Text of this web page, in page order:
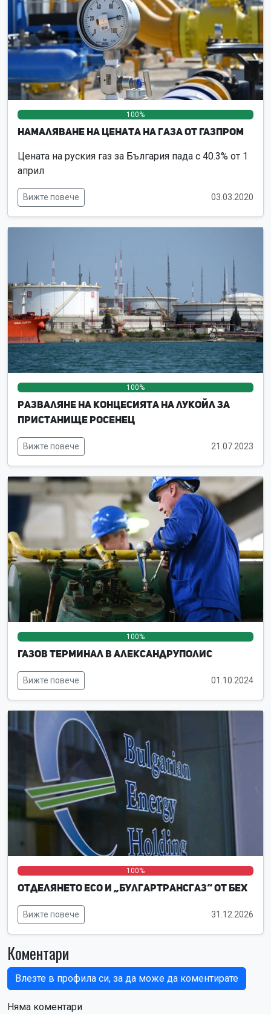
100%
Намаляване на цената на газа от Газпром
Цената на руския газ за България пада с 40.3% от 1
април
Вижте повече 03.03.2020
100%
Разваляне на концесията на ЛУКойл за
пристанище Росенец
Вижте повече 21.07.2023
100%
Газов терминал в Александруполис
Вижте повече 01.10.2024
0%
0% 100%
Отделянето ЕСО и „Булгартрансгаз“ от БЕХ
Вижте повече 31.12.2026
Коментари
Влезте в профила си, за да може да коментирате
Няма коментари